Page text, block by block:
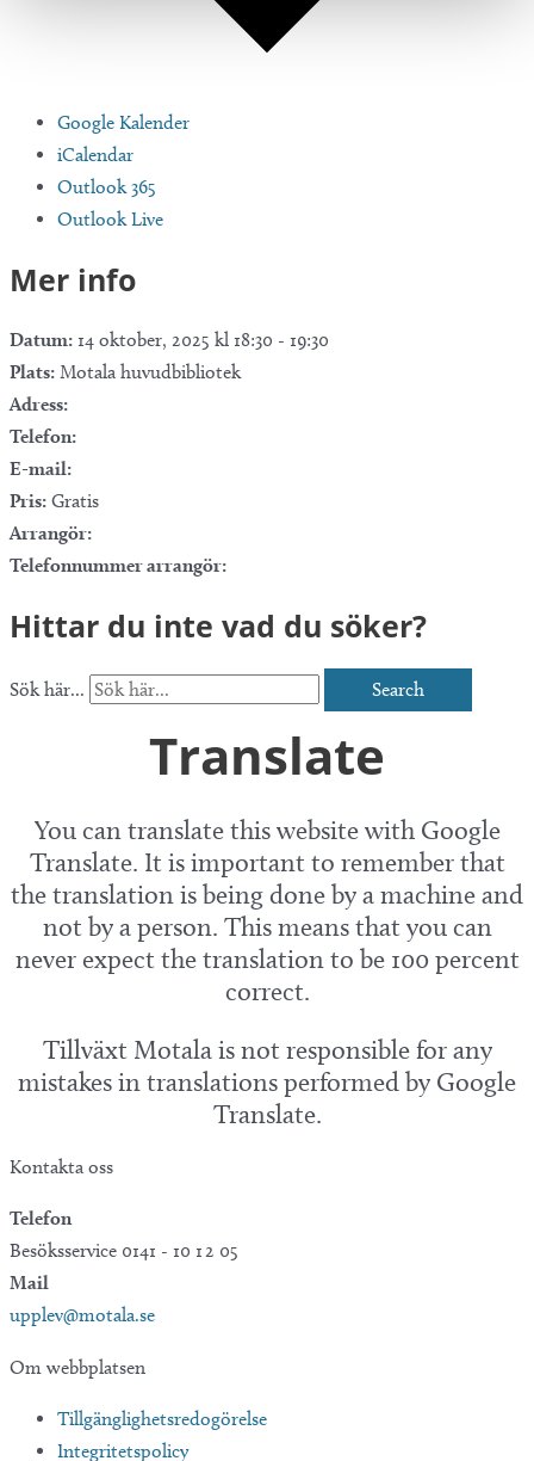
Google Kalender
iCalendar
Outlook 365
Outlook Live
Mer info
Datum: 14 oktober, 2025 kl 18:30 - 19:30
Plats: Motala huvudbibliotek
Adress:
Telefon:
E-mail:
Pris: Gratis
Arrangör:
Telefonnummer arrangör:
Hittar du inte vad du söker?
Sök här... Search
Translate
You can translate this website with Google
Translate. It is important to remember that
the translation is being done by a machine and
not by a person. This means that you can
never expect the translation to be 100 percent
correct.
Tillväxt Motala is not responsible for any
mistakes in translations performed by Google
Translate.
Kontakta oss
Telefon
Besöksservice 0141 - 10 1 2 05
Mail
upplev@motala.se
Om webbplatsen
Tillgänglighetsredogörelse
Integritetspolicy